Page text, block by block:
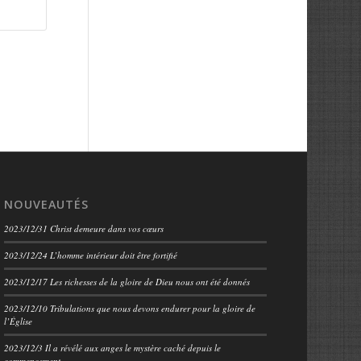
NOUVEAUTÉS
2023/12/31 Christ demeure dans vos cœurs
2023/12/24 L’homme intérieur doit être fortifié
2023/12/17 Les richesses de la gloire de Dieu nous ont été donnés
2023/12/10 Tribulations que nous devons endurer pour la gloire de
l’Église
2023/12/3 Il a révélé aux anges le mystère caché depuis le